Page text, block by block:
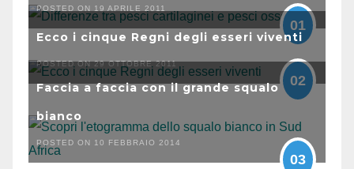
POSTED ON 19 APRILE 2011
01
Ecco i cinque Regni degli esseri viventi
POSTED ON 29 OTTOBRE 2011
02
Faccia a faccia con il grande squalo
bianco
POSTED ON 10 FEBBRAIO 2014
03